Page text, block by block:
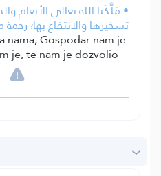
• مَلَّكَنا الله تعالى الأنعام
تسخيرها والانتفاع بها؛ رحمة
nama, Gospodar nam je
je, te nam je dozvolio